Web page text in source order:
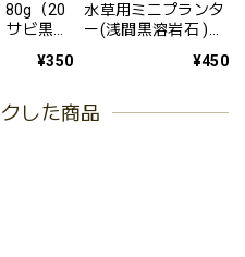
80g（20
ビ黒平
える テ
¥350
水草用ミニプランタ
ー(浅間黒溶岩石 )
槽 レイアウト 溶
¥450
した商品